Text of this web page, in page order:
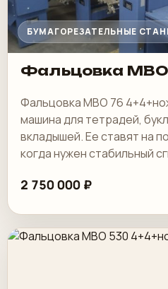
БУМАГОРЕЗАТЕЛЬНЫЕ
Фальцовка
Фальцовка MBO 76
машина для тетрадей,
вкладышей. Ее ставят на
когда нужен стабильный
и понятная переналадка
2 750 000 ₽